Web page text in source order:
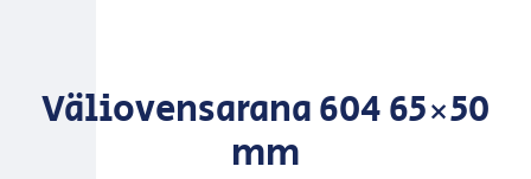
Väliovensarana 604 65×50
mm